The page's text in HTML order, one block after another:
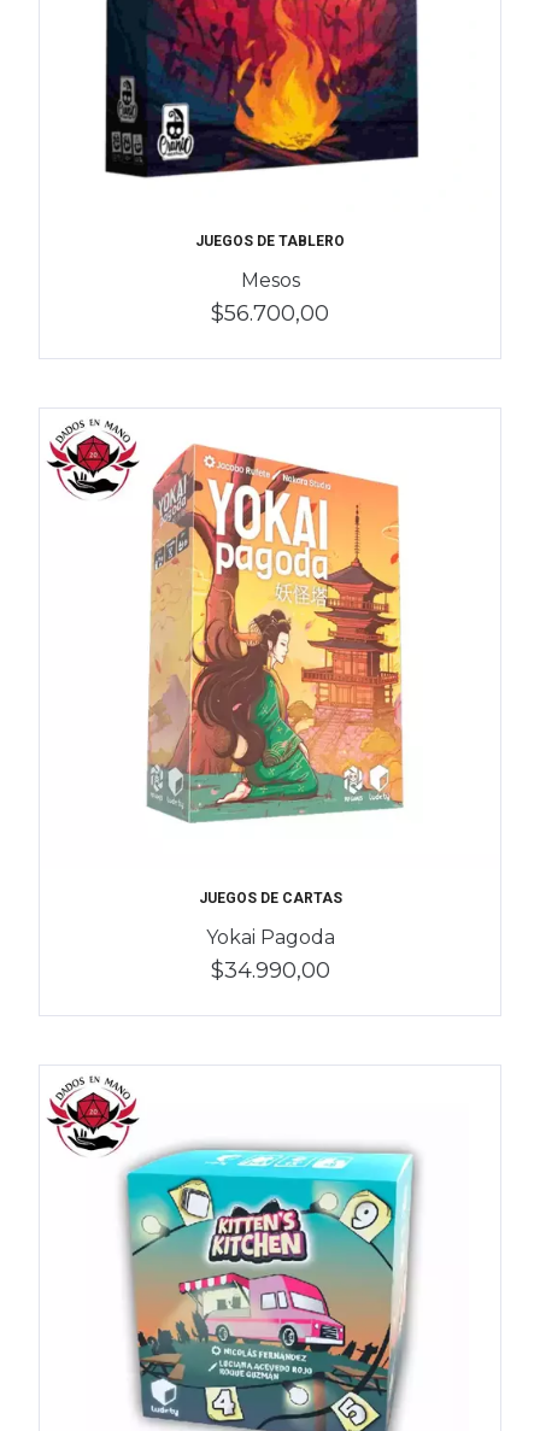
JUEGOS DE TABLERO
Mesos
$56.700,00
JUEGOS DE CARTAS
Yokai Pagoda
$34.990,00